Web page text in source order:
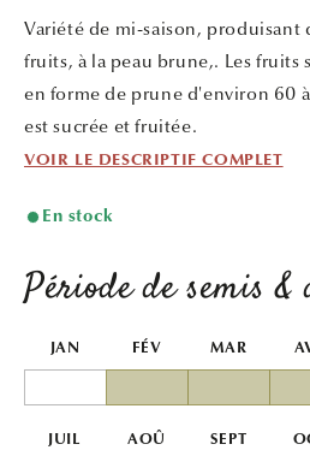
fenêtre
modale
Variété de mi-saison, produisant
fruits, à la peau brune,. Les
en forme de prune d'environ 60 à
est sucrée et fruitée.
VOIR LE DESCRIPTIF COMPLET
En stock
Période de semis &
JAN FÉV MAR
JUIL AOÛ SEPT